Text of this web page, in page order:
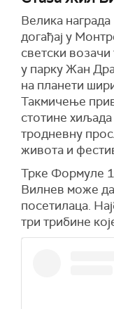
Велика награда
догађај у
светски
у парку Жан
на планети
Такмичење
стотине
тродневну
живота и
Трке Формуле
Вилнев може
посетилаца.
три трибине